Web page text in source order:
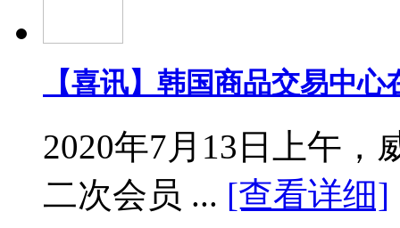
【喜讯】韩国商品交易中
2020年7月13日上午，
二次会员 ... [查看详细]